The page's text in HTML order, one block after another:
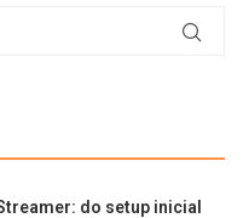
do setup inicial